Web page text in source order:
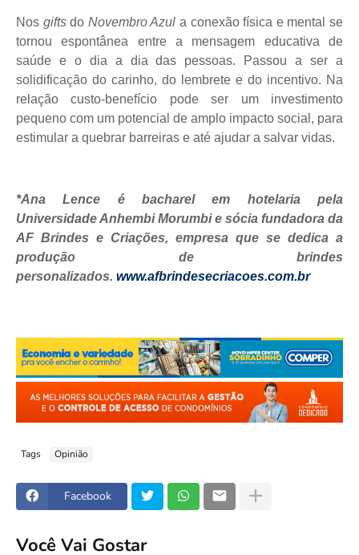
Nos giftsdo Novembro Azula conexão física e mental se
tornou espontânea entre a mensagem educativa de
saúde e o dia a dia das pessoas. Passou a ser a
solidificação do carinho, do lembrete e do incentivo. Na
relação custo-benefício pode ser um investimento
pequeno com um potencial de amplo impacto social, para
estimular a quebrar barreiras e até ajudar a salvar vidas.
*Ana Lence é bacharel em hotelaria pela
Universidade Anhembi Morumbi e sócia fundadora da
AF Brindes e Criações, empresa que se dedica a
produção de brindes
personalizados. www.afbrindesecriacoes.com.br
Tags Opinião
Facebook
Você Vai Gostar